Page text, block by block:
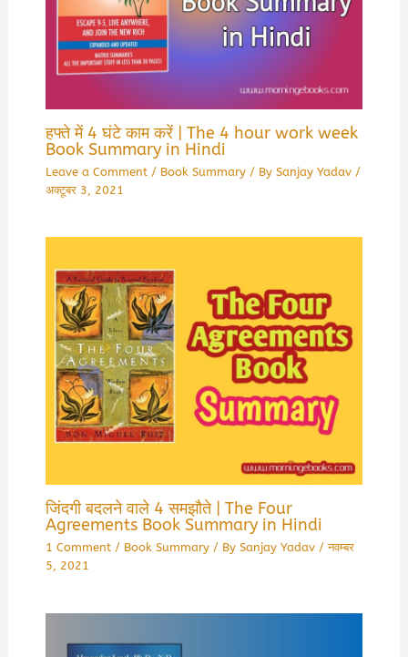
हफ्ते में 4 घंटे काम करें | The 4 hour work week
Book Summary in Hindi
Leave a Comment / Book Summary/ By Sanjay Yadav /
अक्टूबर 3, 2021
जिंदगी बदलने वाले 4 समझौते | The Four
Agreements Book Summary in Hindi
1 Comment / Book Summary/ By Sanjay Yadav /नवम्बर
5, 2021